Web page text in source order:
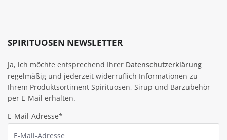
SPIRITUOSEN NEWSLETTER
Ja, ich möchte entsprechend Ihrer Datenschutzerklärung
regelmäßig und jederzeit widerruflich Informationen zu
Ihrem Produktsortiment Spirituosen, Sirup und Barzubehör
per E-Mail erhalten.
E-Mail-Adresse*